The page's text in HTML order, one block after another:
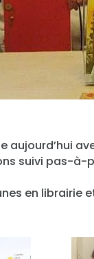
aujourd’hui
suivi pas-à-
en librairie